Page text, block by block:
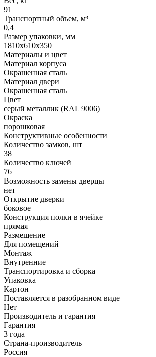
91
Транспортный объем, м³
0,4
Размер упаковки, мм
1810х610х350
Материалы и цвет
Материал корпуса
Окрашенная сталь
Материал двери
Окрашенная сталь
Цвет
серый металлик (RAL 9006)
Окраска
порошковая
Конструктивные особенности
Количество замков, шт
38
Количество ключей
76
Возможность замены дверцы
нет
Открытие дверки
боковое
Конструкция полки в ячейке
прямая
Размещение
Для помещений
Монтаж
Внутренние
Транспортировка и сборка
Упаковка
Картон
Поставляется в разобранном виде
Нет
Производитель и гарантия
Гарантия
3 года
Страна-производитель
Россия